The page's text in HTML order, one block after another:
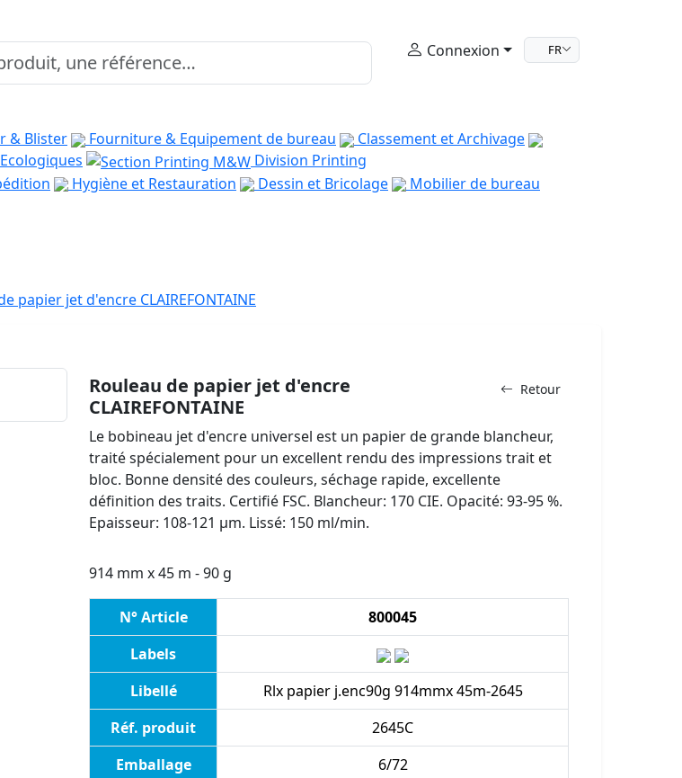
Connexion FR
& Blister Fourniture & Equipement de bureau
Classement et Archivage
Division Printing
Hygiène et Restauration Dessin et Bricolage
Mobilier de bureau
papier jet d'encre CLAIREFONTAINE
Retour
Rouleau de papier jet d'encre
CLAIREFONTAINE
Le bobineau jet d'encre universel est un papier de grande blancheur,
traité spécialement pour un excellent rendu des impressions trait et
bloc. Bonne densité des couleurs, séchage rapide, excellente
définition des traits. Certifié FSC. Blancheur: 170 CIE. Opacité: 93-95 %.
Epaisseur: 108-121 µm. Lissé: 150 ml/min.
914 mm x 45 m - 90 g
N° Article
800045
Labels
Libellé
Rlx papier j.enc90g 914mmx 45m-2645
Réf. produit
2645C
Emballage
6/72